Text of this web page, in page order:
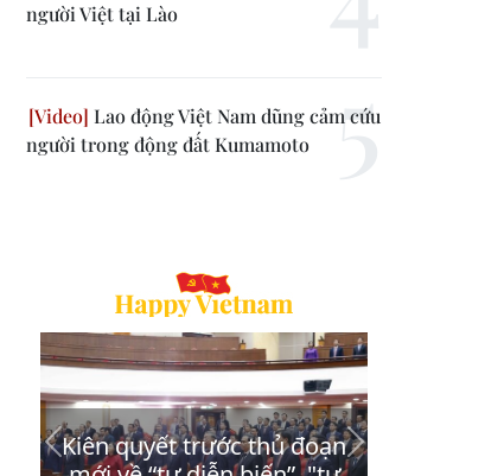
người Việt tại Lào
Lao động Việt Nam dũng cảm cứu
người trong động đất Kumamoto